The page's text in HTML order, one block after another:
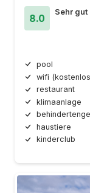
8.0
Sehr gut
pool
wifi
restaurant
klimaanlage
haustiere
kinderclub